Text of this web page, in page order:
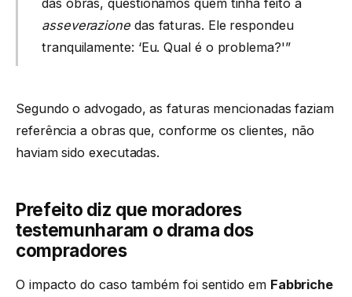
das obras, questionamos quem tinha feito a
asseverazionedas faturas. Ele respondeu
tranquilamente: ‘Eu. Qual é o problema?'”
Segundo o advogado, as faturas mencionadas faziam
referência a obras que, conforme os clientes, não
haviam sido executadas.
Prefeito diz que moradores
testemunharam o drama dos
compradores
O impacto do caso também foi sentido em Fabbriche